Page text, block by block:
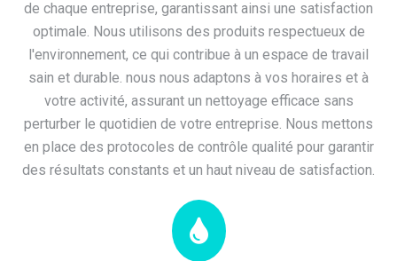
de chaque entreprise, garantissant ainsi une satisfaction
optimale. Nous utilisons des produits respectueux de
l'environnement, ce qui contribue à un espace de travail
sain et durable. nous nous adaptons à vos horaires et à
votre activité, assurant un nettoyage efficace sans
perturber le quotidien de votre entreprise. Nous mettons
en place des protocoles de contrôle qualité pour garantir
des résultats constants et un haut niveau de satisfaction.